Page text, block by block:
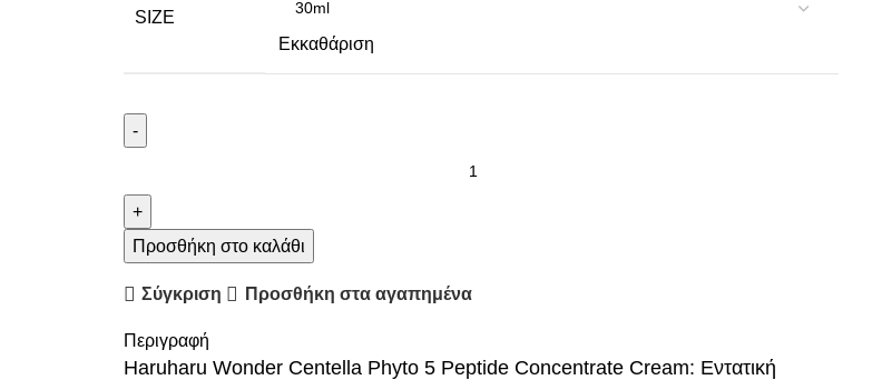
SIZE
Εκκαθάριση
Προσθήκη στο καλάθι
Σύγκριση Προσθήκη στα αγαπημένα
Περιγραφή
Haruharu Wonder Centella Phyto 5 Peptide Concentrate Cream: Εντατική